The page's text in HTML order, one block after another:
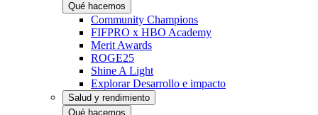
Qué hacemos
Community Champions
FIFPRO x HBO Academy
Merit Awards
ROGE25
Shine A Light
Explorar Desarrollo e impacto
Salud y rendimiento
Qué hacemos